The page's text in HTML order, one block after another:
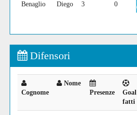
Benaglio Diego 3 0
Difensori
Cognome
Nome
Presenze
Goal
fatti